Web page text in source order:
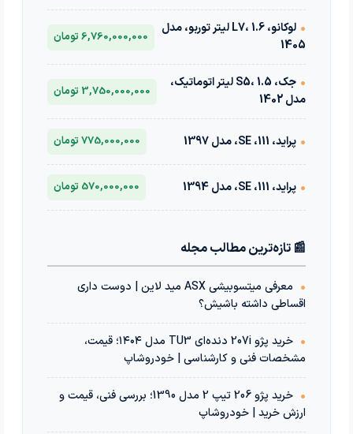
•
لوکانو، L7، 1.6 لیتر توربو، مدل
1405
6,760,000,000 تومان
•
جک، S5، 1.5 لیتر اتوماتیک،
مدل 1402
3,750,000,000 تومان
• پراید، 111، SE، مدل 1397 775,000,000 تومان
• پراید، 111، SE، مدل 1394 570,000,000 تومان
📰 تازه‌ترین مطالب مجله
•
معرفی میتسوبیشی ASX مید لاین | دوست داری
اقساطی داشته باشیش؟
•
خرید پژو 207i دنده‌ای TU3 مدل ۱۴۰۴؛ قیمت،
مشخصات فنی و کارشناسی | خودروشاپ
•
خرید پژو 206 تیپ 2 مدل 1390؛ بررسی فنی، قیمت و
ارزش خرید | خودروشاپ